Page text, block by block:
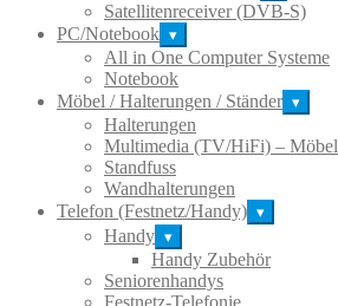
Satellitenreceiver (DVB-S)
PC/Notebook ▾
All in One Computer Systeme
Notebook
Möbel / Halterungen / Ständer ▾
Halterungen
Multimedia (TV/HiFi) – Möbel
Standfuss
Wandhalterungen
Telefon (Festnetz/Handy) ▾
Handy ▾
Handy Zubehör
Seniorenhandys